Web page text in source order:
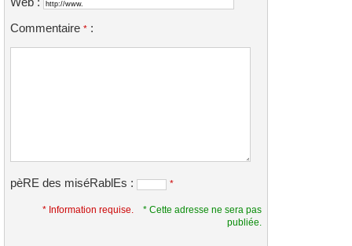
Web :
Commentaire * :
pèRE des miséRablEs : *
* Information requise.
* Cette adresse ne sera pas
publiée.